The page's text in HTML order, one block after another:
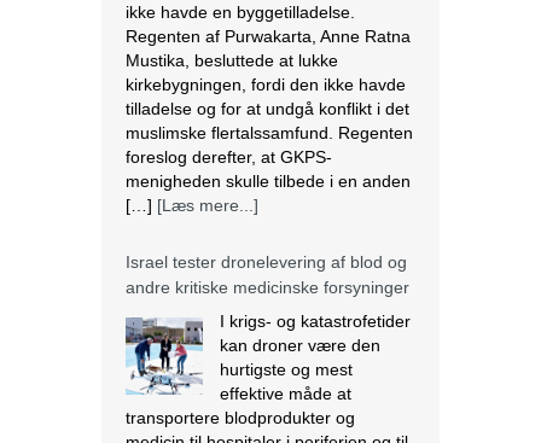
andre kritiske medicinske forsyninger
I krigs- og katastrofetider
kan droner være den
hurtigste og mest
effektive måde at
transportere blodprodukter og
medicin til hospitaler i periferien og til
IDF i felten. Den 28. marts lettede en
autonom drone med 3,8 kg blod fra
landede 13 minutter senere ved
Galilee Medical Center i Nahariya,
[…][Læs mere...]
Den nigerianske regering ser væk,
mens landbrug fortsætter med at
blive ødelagt